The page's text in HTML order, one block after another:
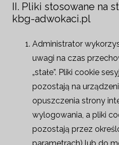
II. Pliki stosowane na
kbg-adwokaci.pl
Administrator
uwagi na czas
„stałe”. Pliki cookie
pozostają na
opuszczenia strony
wylogowania, a pliki
pozostają przez